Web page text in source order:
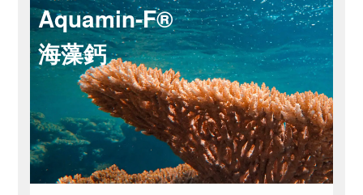
Aquamin-F®
海藻鈣